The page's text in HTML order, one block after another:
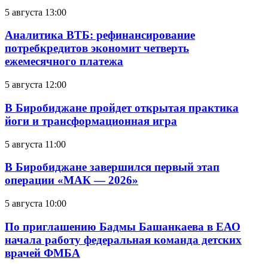
5 августа 13:00
Аналитика ВТБ: рефинансирование
потребкредитов экономит четверть
ежемесячного платежа
5 августа 12:00
В Биробиджане пройдет открытая практика
йоги и трансформационная игра
5 августа 11:00
В Биробиджане завершился первый этап
операции «МАК — 2026»
5 августа 10:00
По приглашению Бадмы Башанкаева в ЕАО
начала работу федеральная команда детских
врачей ФМБА